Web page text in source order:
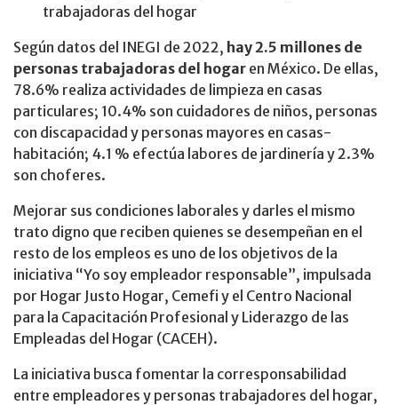
trabajadoras del hogar
Según datos del INEGI de 2022, hay 2.5 millones de
personas trabajadoras del hogar en México. De ellas,
78.6% realiza actividades de limpieza en casas
particulares; 10.4% son cuidadores de niños, personas
con discapacidad y personas mayores en casas-
habitación; 4.1 % efectúa labores de jardinería y 2.3%
son choferes.
Mejorar sus condiciones laborales y darles el mismo
trato digno que reciben quienes se desempeñan en el
resto de los empleos es uno de los objetivos de la
iniciativa “Yo soy empleador responsable”, impulsada
por Hogar Justo Hogar, Cemefi y el Centro Nacional
para la Capacitación Profesional y Liderazgo de las
Empleadas del Hogar (CACEH).
La iniciativa busca fomentar la corresponsabilidad
entre empleadores y personas trabajadores del hogar,